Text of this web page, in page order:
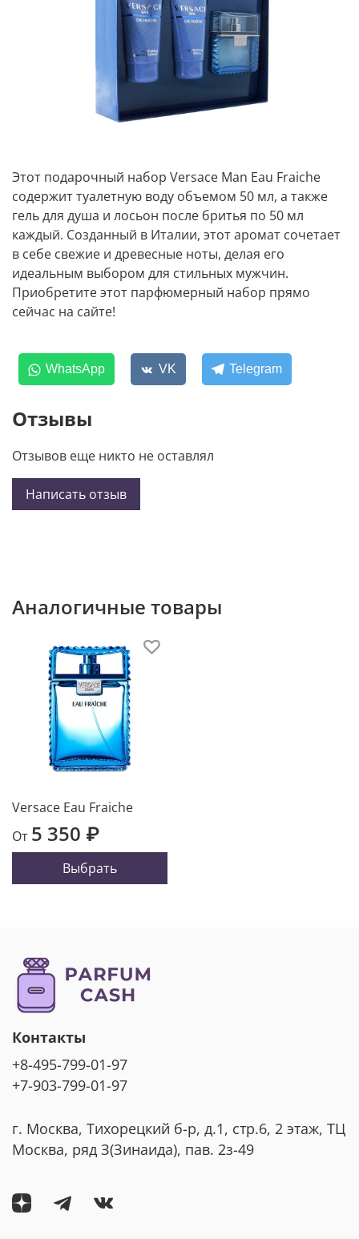
Этот подарочный набор Versace Man Eau Fraiche
содержит туалетную воду объемом 50 мл, а также
гель для душа и лосьон после бритья по 50 мл
каждый. Созданный в Италии, этот аромат сочетает
в себе свежие и древесные ноты, делая его
идеальным выбором для стильных мужчин.
Приобретите этот парфюмерный набор прямо
сейчас на сайте!
WhatsApp VK Telegram
Отзывы
Отзывов еще никто не оставлял
Написать отзыв
Аналогичные товары
Versace Eau Fraiche
От 5 350 ₽
Выбрать
Контакты
+8-495-799-01-97
+7-903-799-01-97
г. Москва, Тихорецкий б-р, д.1, стр.6, 2 этаж, ТЦ
Москва, ряд З(Зинаида), пав. 2з-49